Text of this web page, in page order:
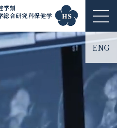
学類
総合研究科保健学
ME
NU
ENG